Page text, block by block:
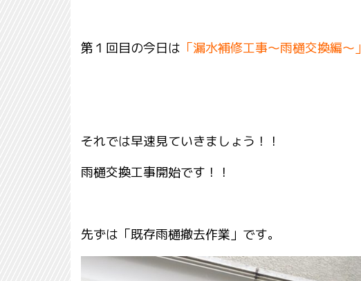
第１回目の今日は 「漏水補修工事～雨樋交換編～」
それでは早速見ていきましょう！！
雨樋交換工事開始です！！
先ずは「既存雨樋撤去作業」です。